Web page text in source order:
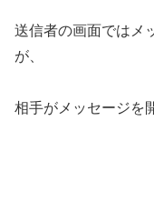
送信者の画面ではメ
が、
相手がメッセージを